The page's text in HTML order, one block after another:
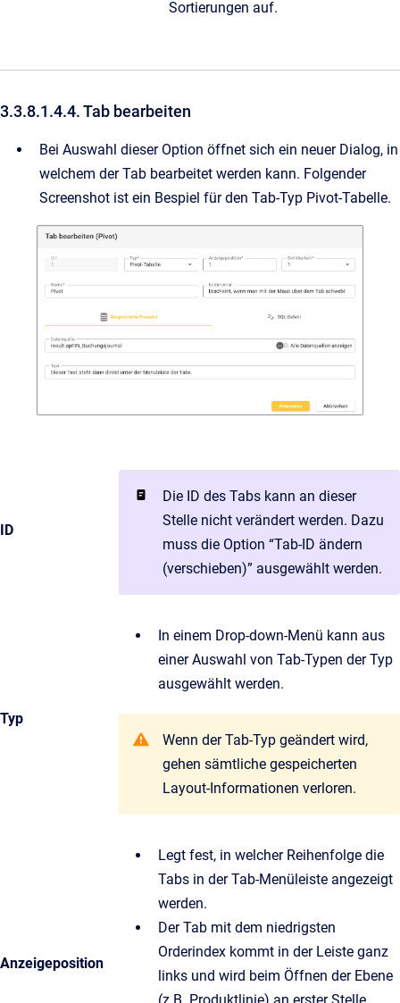
Sortierungen auf.
3.3.8.1.4.4. Tab bearbeiten
Bei Auswahl dieser Option öffnet sich ein neuer Dialog, in
welchem der Tab bearbeitet werden kann. Folgender
Screenshot ist ein Bespiel für den Tab-Typ Pivot-Tabelle.
ID
Die ID des Tabs kann an dieser
Stelle nicht verändert werden. Dazu
muss die Option “Tab-ID ändern
(verschieben)” ausgewählt werden.
Typ
In einem Drop-down-Menü kann aus
einer Auswahl von Tab-Typen der Typ
ausgewählt werden.
Wenn der Tab-Typ geändert wird,
gehen sämtliche gespeicherten
Layout-Informationen verloren.
Anzeigeposition
Legt fest, in welcher Reihenfolge die
Tabs in der Tab-Menüleiste angezeigt
werden.
Der Tab mit dem niedrigsten
Orderindex kommt in der Leiste ganz
links und wird beim Öffnen der Ebene